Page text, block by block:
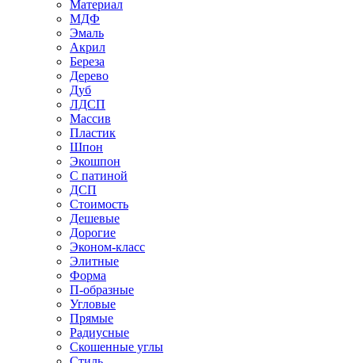
Материал
МДФ
Эмаль
Акрил
Береза
Дерево
Дуб
ЛДСП
Массив
Пластик
Шпон
Экошпон
С патиной
ДСП
Стоимость
Дешевые
Дорогие
Эконом-класс
Элитные
Форма
П-образные
Угловые
Прямые
Радиусные
Скошенные углы